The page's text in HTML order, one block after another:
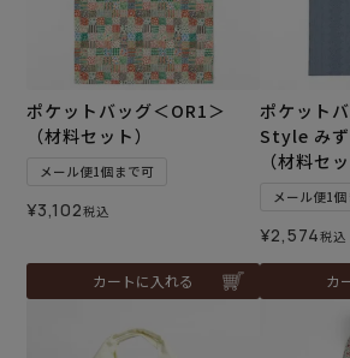
ポケットバッグ＜OR1＞
（材料セット）
メール便1個まで可
¥3,102税込
カートに入れる
ポケット
Style みず
（材料セッ
メール便1
¥2,574税込
カ